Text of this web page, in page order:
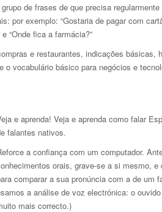
de frases de que precisa
por exemplo: “Gostaria de pagar com
“Onde fica a farmácia?”
e restaurantes, indicações básicas,
o vocabulário básico para negócios e
e aprenda! Veja e aprenda como falar
falantes nativos.
a confiança com um computador.
orais, grave-se a si mesmo, e
comparar a sua pronúncia com a de um
a análise de voz electrónica: o
mais correcto.)